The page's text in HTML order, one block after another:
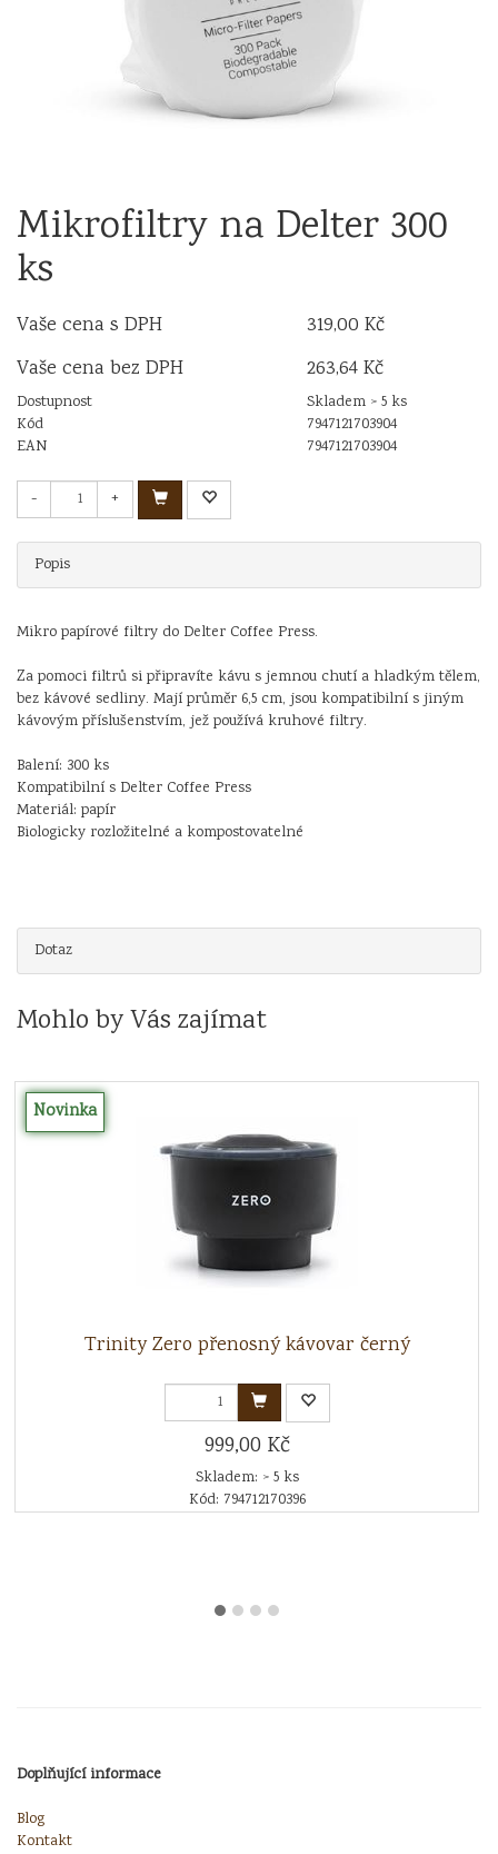
Mikrofiltry na Delter 300
ks
Vaše cena s DPH
319,00 Kč
Vaše cena bez DPH
263,64 Kč
Dostupnost
Skladem > 5 ks
Kód
7947121703904
EAN
7947121703904
- +
Popis
Mikro papírové filtry do Delter Coffee Press.
Za pomoci filtrů si připravíte kávu s jemnou chutí a hladkým tělem,
bez kávové sedliny. Mají průměr 6,5 cm, jsou kompatibilní s jiným
kávovým příslušenstvím, jež používá kruhové filtry.
Balení: 300 ks
Kompatibilní s Delter Coffee Press
Materiál: papír
Biologicky rozložitelné a kompostovatelné
Dotaz
Mohlo by Vás zajímat
Novinka
Trinity Zero přenosný kávovar černý
999,00 Kč
Skladem: > 5 ks
Kód: 794712170396
Doplňující informace
Blog
Kontakt